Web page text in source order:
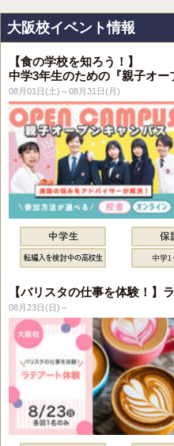
大阪校イベント情報
【食の学校を知ろう！】
中学3年生のための『親子オー
08月01日(土)～08月31日(月)
【バリスタの仕事を体験！】
08月23日(日)～